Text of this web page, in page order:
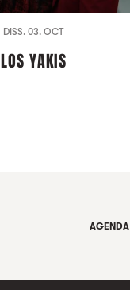
DISS. 03. OCT
LOS YAKIS